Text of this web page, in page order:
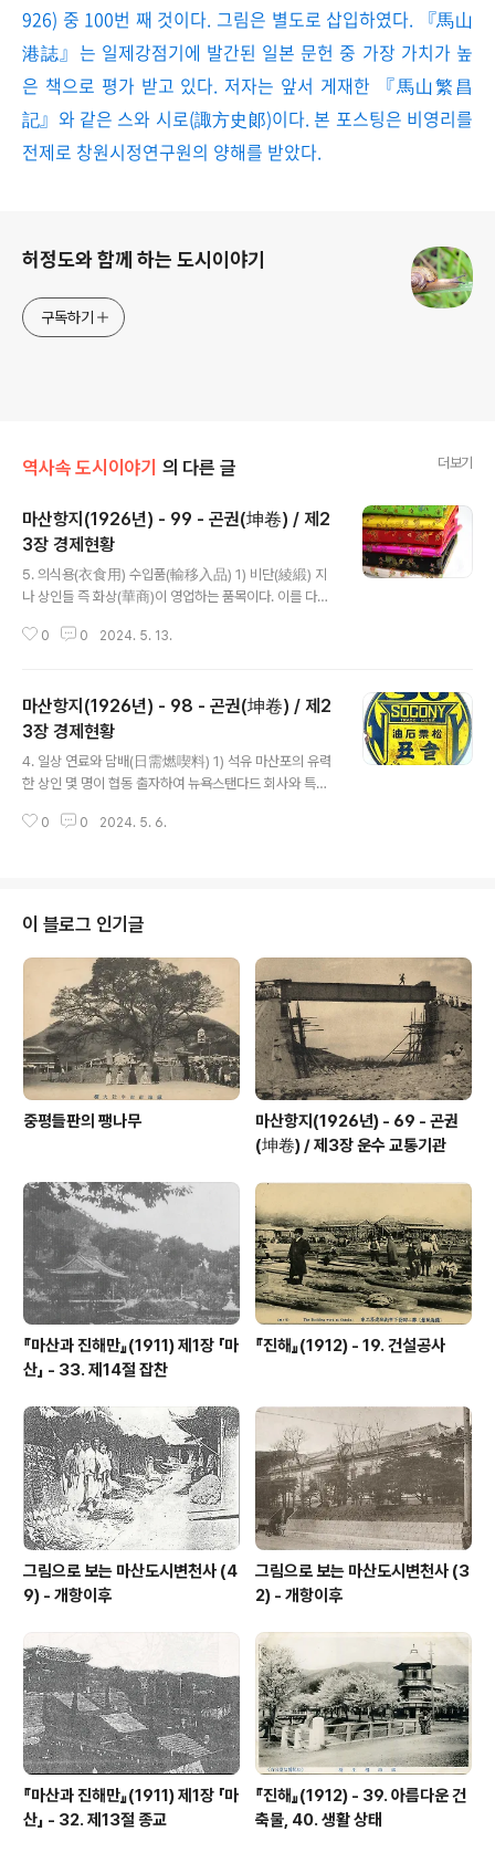
926) 중 100번 째 것이다. 그림은 별도로 삽입하였다. 『馬山
港誌』는 일제강점기에 발간된 일본 문헌 중 가장 가치가 높
은 책으로 평가 받고 있다. 저자는 앞서 게재한 『馬山繁昌
記』와 같은 스와 시로(諏方史郞)이다. 본 포스팅은 비영리를
전제로 창원시정연구원의 양해를 받았다.
허정도와 함께 하는 도시이야기
구독하기
역사속 도시이야기 의 다른 글 더보기
마산항지(1926년) - 99 - 곤권(坤卷) / 제2
3장 경제현황
5. 의식용(衣食用) 수입품(輸移入品) 1) 비단(綾緞) 지
나 상인들 즉 화상(華商)이 영업하는 품목이다. 이를 다루
수가 없다. 또한 종류와 고객의 교섭 나름이란 면도 있지만
버릇이 있어서 만연(然)하게 살 때는 보기만 좋고 질이 좋
지 않은 것을 사게 되니 비싼 돈을 내고 화를 당하는 우려가
있으니 조심해야 할 것이다. 2) 카네킨(金巾) 포르투칼어
의 카네킨(カネクイン)에서 나온 말인데 일종의 면포다.
대개가 영국령 홍콩제이며 오사카에서 당 지방에 재수입된
것으로 선인이 항상 입는 백의(白衣)의 원료가 된다. 그 수
0 0 2024. 5. 13.
마산항지(1926년) - 98 - 곤권(坤卷) / 제2
3장 경제현황
4. 일상 연료와 담배(日需燃喫料) 1) 석유 마산포의 유력
한 상인 몇 명이 협동 출자하여 뉴욕스탠다드 회사와 특약
마산미유조합(馬山米油組合)을 설립하고 이어서 중매상
요시(玉野秀吉), 유아사 시게타로(湯淺繁太郞) 씨가 경
영에 참여하고 있다. 그 판로는 마산미유조합이 특약한 지
역에서 진해만 뺀 전부와 함안, 칠원을 더한 지방에 제3자
인 특약점을 두어 서로 경쟁을 벌이고 있다. 판매수량은 비
밀스러운 탓에 여기에 명시하기는 어렵지만, 가격은 미국
석유의 경우 송표(松票) ..
0 0 2024. 5. 6.
이 블로그 인기글
중평들판의 팽나무
마산항지(1926년) - 69 - 곤권
(坤卷) / 제3장 운수 교통기관
『마산과 진해만』(1911) 제1장 「마
산」 - 33. 제14절 잡찬
『진해』(1912) - 19. 건설공사
그림으로 보는 마산도시변천사 (4
9) - 개항이후
그림으로 보는 마산도시변천사 (3
2) - 개항이후
『마산과 진해만』(1911) 제1장 「마
산」 - 32. 제13절 종교
『진해』(1912) - 39. 아름다운 건
축물, 40. 생활 상태